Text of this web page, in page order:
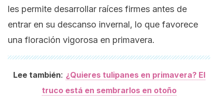
les permite desarrollar raíces firmes antes de
entrar en su descanso invernal, lo que favorece
una floración vigorosa en primavera.
Lee también: ¿Quieres tulipanes en primavera? El
truco está en sembrarlos en otoño